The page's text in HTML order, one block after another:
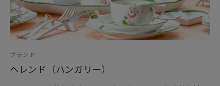
ブランド
ヘレンド（ハンガリー）